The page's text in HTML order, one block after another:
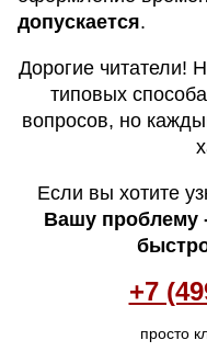
допускается.
Дорогие читатели!
типовых
вопросов, но
Если вы хотите
Вашу проблему
+7
просто